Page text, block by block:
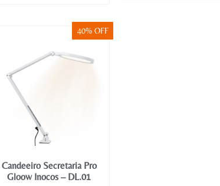
40% OFF
Candeeiro Secretaria Pro
Gloow Inocos – DL.01